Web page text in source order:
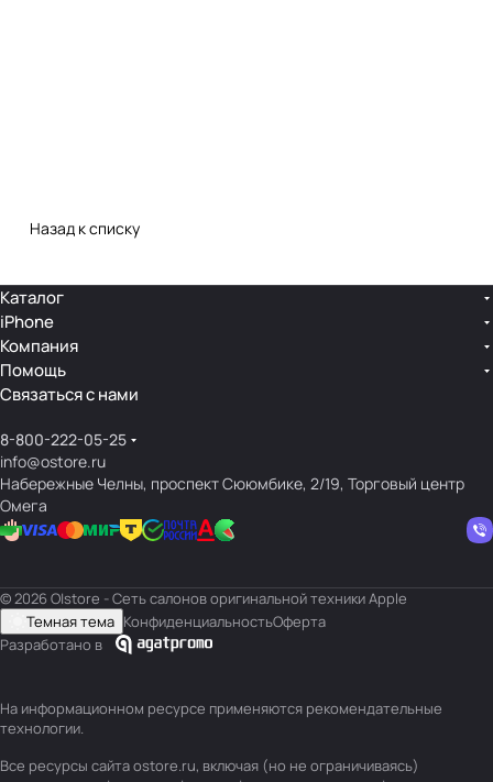
Назад к списку
Каталог
iPhone
Компания
Помощь
Связаться с нами
8-800-222-05-25
info@ostore.ru
Набережные Челны, проспект Сююмбике, 2/19, Торговый центр
Омега
© 2026 O|store - Сеть салонов оригинальной техники Apple
Темная тема КонфиденциальностьОферта
Разработано в
На информационном ресурсе применяются рекомендательные
технологии.
Все ресурсы сайта ostore.ru, включая (но не ограничиваясь)